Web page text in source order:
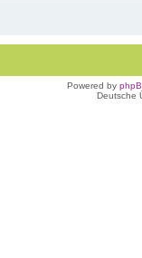
Powered by
Deutsche